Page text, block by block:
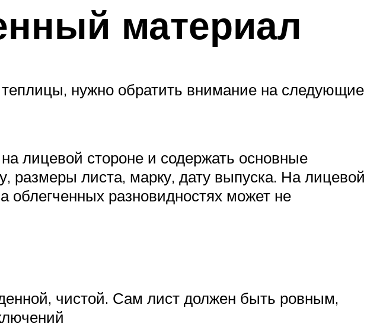
материал
нужно обратить внимание на следующие
лицевой стороне и содержать основные
листа, марку, дату выпуска. На лицевой
облегченных разновидностях может не
чистой. Сам лист должен быть ровным,